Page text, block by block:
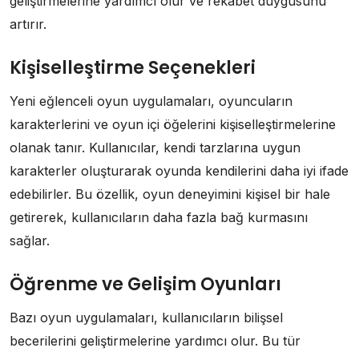
artırır.
Kişiselleştirme Seçenekleri
Yeni eğlenceli oyun uygulamaları, oyuncuların
karakterlerini ve oyun içi öğelerini kişiselleştirmelerine
olanak tanır. Kullanıcılar, kendi tarzlarına uygun
karakterler oluşturarak oyunda kendilerini daha iyi ifade
edebilirler. Bu özellik, oyun deneyimini kişisel bir hale
getirerek, kullanıcıların daha fazla bağ kurmasını
sağlar.
Öğrenme ve Gelişim Oyunları
Bazı oyun uygulamaları, kullanıcıların bilişsel
becerilerini geliştirmelerine yardımcı olur. Bu tür